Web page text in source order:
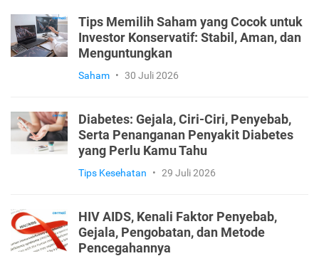
Tips Memilih Saham yang Cocok untuk
Investor Konservatif: Stabil, Aman, dan
Menguntungkan
Saham • 30 Juli 2026
Diabetes: Gejala, Ciri-Ciri, Penyebab,
Serta Penanganan Penyakit Diabetes
yang Perlu Kamu Tahu
Tips Kesehatan • 29 Juli 2026
HIV AIDS, Kenali Faktor Penyebab,
Gejala, Pengobatan, dan Metode
Pencegahannya